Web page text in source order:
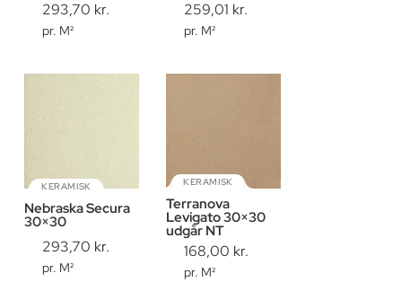
293,70 kr.
pr. M²
259,01 kr.
pr. M²
KERAMISK
Nebraska Secura
30×30
293,70 kr.
pr. M²
KERAMISK
Terranova
Levigato 30×30
udgår NT
168,00 kr.
pr. M²